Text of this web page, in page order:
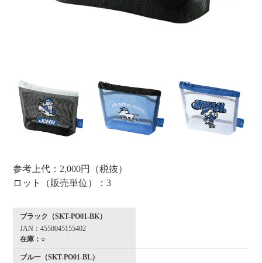
参考上代：2,000円（税抜）
ロット（販売単位）：3
ブラック（SKT-PO01-BK）
JAN：4550045155402
在庫：○
ブルー（SKT-PO01-BL）